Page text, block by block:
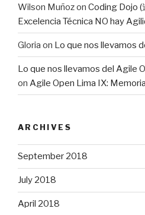
Wilson Muñozon Coding Dojo (
Excelencia Técnica NO hay
Gloria on Lo que nos llevamos
Lo que nos llevamos del Agile
on Agile Open Lima IX:
ARCHIVES
September 2018
July 2018
April 2018